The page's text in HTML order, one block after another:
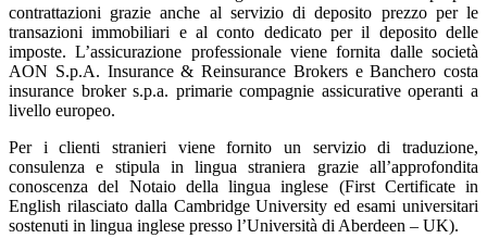
contrattazioni grazie anche al servizio di deposito prezzo per le
transazioni immobiliari e al conto dedicato per il deposito delle
imposte. L’assicurazione professionale viene fornita dalle società
AON S.p.A. Insurance & Reinsurance Brokers e Banchero costa
insurance broker s.p.a. primarie compagnie assicurative operanti a
livello europeo.
Per i clienti stranieri viene fornito un servizio di traduzione,
consulenza e stipula in lingua straniera grazie all’approfondita
conoscenza del Notaio della lingua inglese (First Certificate in
English rilasciato dalla Cambridge University ed esami universitari
sostenuti in lingua inglese presso l’Università di Aberdeen – UK).